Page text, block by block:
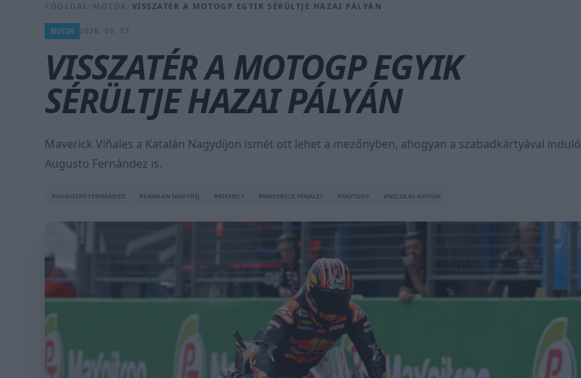
FŐOLDAL MOTOR VISSZATÉR A MOTOGP EGYIK SÉRÜLTJE HAZAI PÁLYÁN
MOTOR
VISSZATÉR A MOTOGP EGYIK
SÉRÜLTJE HAZAI PÁLYÁN
Maverick Viñales a Katalán Nagydíjon ismét ott lehet a mezőnyben, ahogyan a szabadkártyával induló
Augusto Fernández is.
#AUGUSTO FERNÁNDEZ #KATALÁN NAGYDÍJ #KIEMELT #MAVERICK VINALES #MOTOGP #NICOLAS GOYON